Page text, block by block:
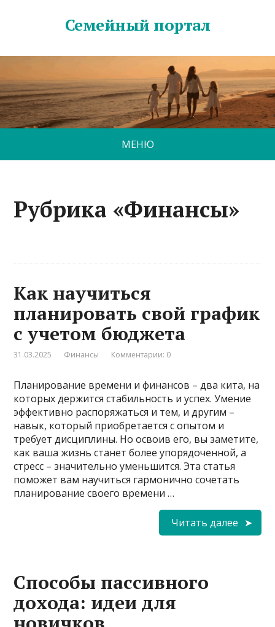
Семейный портал
МЕНЮ
Рубрика «Финансы»
Как научиться
планировать свой график
с учетом бюджета
31.03.2025 Финансы Комментарии: 0
Планирование времени и финансов – два кита, на
которых держится стабильность и успех. Умение
эффективно распоряжаться и тем, и другим –
навык, который приобретается с опытом и
требует дисциплины. Но освоив его, вы заметите,
как ваша жизнь станет более упорядоченной, а
стресс – значительно уменьшится. Эта статья
поможет вам научиться гармонично сочетать
планирование своего времени …
Читать далее
Способы пассивного
дохода: идеи для